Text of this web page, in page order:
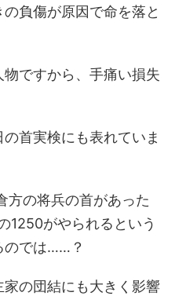
負傷が原因で命を落と
ですから、手痛い損失
首実検にも表れていま
方の将兵の首があった
1250がやられるという
のでは……？
の団結にも大きく影響